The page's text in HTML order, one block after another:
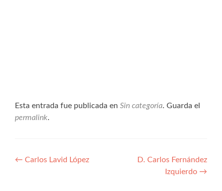
Esta entrada fue publicada en Sin categoría. Guarda el
permalink.
Navegación
← Carlos Lavid López
D. Carlos Fernández
Izquierdo →